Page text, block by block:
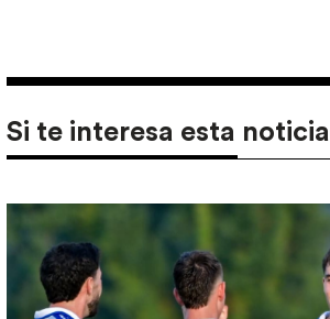
Si te interesa esta noticia